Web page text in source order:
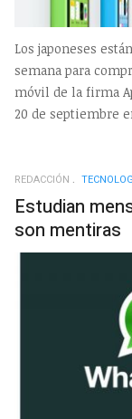
Los japoneses
semana para
móvil de la firma
20 de septiembre
REDACCIÓN
Estudian
son mentiras